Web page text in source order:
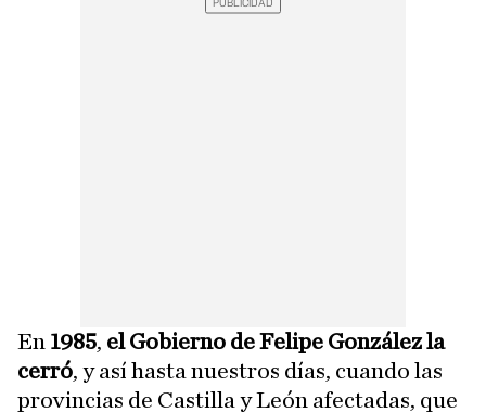
En 1985, el Gobierno de Felipe González la
cerró, y así hasta nuestros días, cuando las
provincias de Castilla y León afectadas, que